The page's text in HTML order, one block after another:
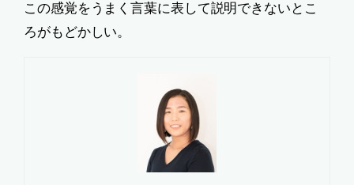
この感覚をうまく言葉に表して説明できないとこ
ろがもどかしい。